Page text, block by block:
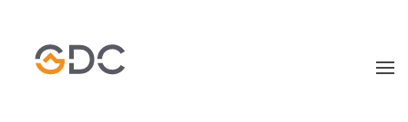
Skip to main content